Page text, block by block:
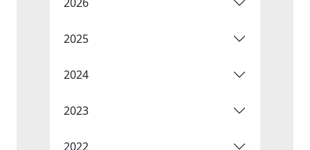
2025
2024
2023
2022